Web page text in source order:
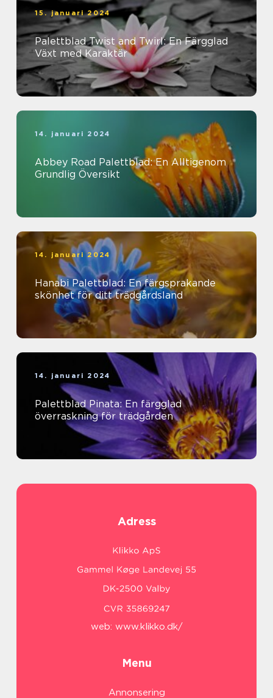
15. januari 2024
Palettblad Twist and Twirl: En Färgglad
Växt med Karaktär
14. januari 2024
Abbey Road Palettblad: En Alltigenom
Grundlig Översikt
14. januari 2024
Hanabi Palettblad: En färgsprakande
skönhet för ditt trädgårdsland
14. januari 2024
Palettblad Pinata: En färgglad
överraskning för trädgården
Adress
web: www.klikko.dk/
Menu
Annonsering